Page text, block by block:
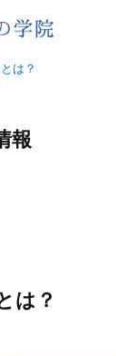
は？
報
は？